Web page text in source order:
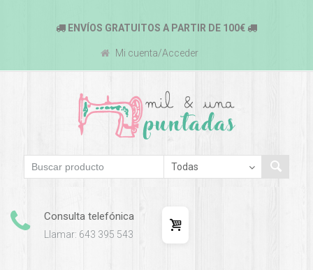
ENVÍOS GRATUITOS A PARTIR DE 100€
Mi cuenta/Acceder
Consulta telefónica
Llamar: 643 395 543